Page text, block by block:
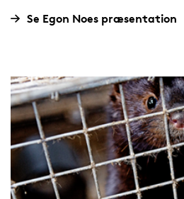
Se Egon Noes præsentation